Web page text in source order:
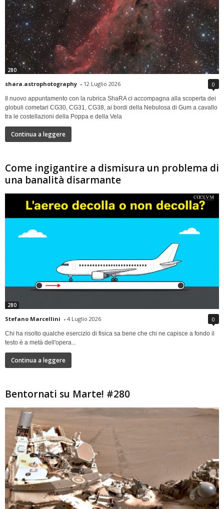
280
shara.astrophotography - 12 Luglio 2026 0
Il nuovo appuntamento con la rubrica ShaRA ci accompagna alla scoperta dei
globuli cometari CG30, CG31, CG38, ai bordi della Nebulosa di Gum a cavallo
tra le costellazioni della Poppa e della Vela
Continua a leggere
Come ingigantire a dismisura un problema di
una banalità disarmante
280
Stefano Marcellini - 4 Luglio 2026 0
Chi ha risolto qualche esercizio di fisica sa bene che chi ne capisce a fondo il
testo è a metà dell'opera...
Continua a leggere
Bentornati su Marte! #280